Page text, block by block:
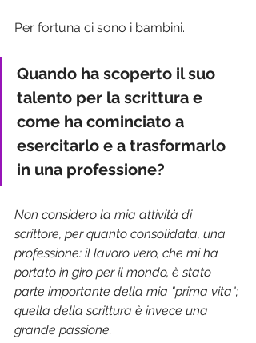
Per fortuna ci sono i bambini.
Quando ha scoperto il suo
talento per la scrittura e
come ha cominciato a
esercitarlo e a trasformarlo
in una professione?
Non considero la mia attività di
scrittore, per quanto consolidata, una
professione: il lavoro vero, che mi ha
portato in giro per il mondo, è stato
parte importante della mia "prima vita";
quella della scrittura è invece una
grande passione.